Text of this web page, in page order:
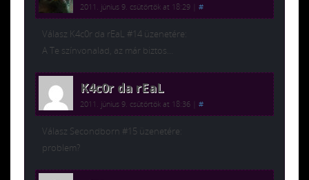
2011. június 9. csütörtök at 18:29 #
Válasz K4c0r da rEaL #14 üzenetére:
A Te színvonalad, az már biztos…
K4c0r da rEaL
2011. június 9. csütörtök at 18:36 #
Válasz Secondborn #15 üzenetére:
problem?